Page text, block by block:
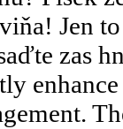
Jen
zas